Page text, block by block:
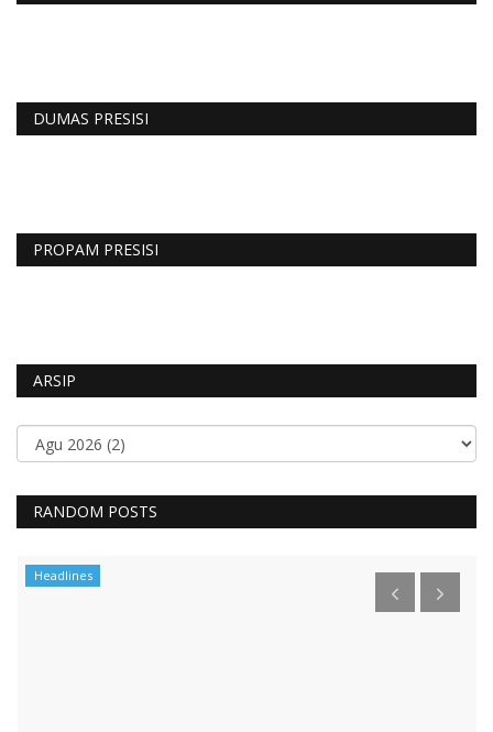
DUMAS PRESISI
PROPAM PRESISI
ARSIP
RANDOM POSTS
Headlines